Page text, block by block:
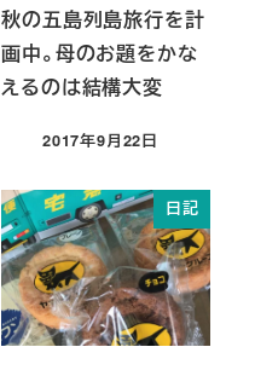
秋の五島列島旅行を計
画中。母のお題をかな
えるのは結構大変
投稿日
2017年9月22日
日記